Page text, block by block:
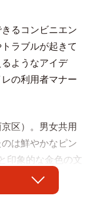
るコンビニエン
ラブルが起きて
ようなアイデ
の利用者マナー
区）。男女共用
は鮮やかなピン
印象的な金色の文